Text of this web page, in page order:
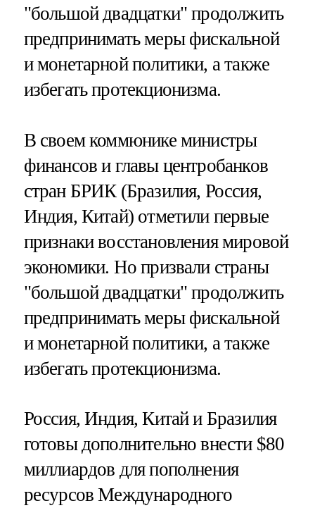
"большой двадцатки" продолжить
предпринимать меры фискальной
и монетарной политики, а также
избегать протекционизма.
В своем коммюнике министры
финансов и главы центробанков
стран БРИК (Бразилия, Россия,
Индия, Китай) отметили первые
признаки восстановления мировой
экономики. Но призвали страны
"большой двадцатки" продолжить
предпринимать меры фискальной
и монетарной политики, а также
избегать протекционизма.
Россия, Индия, Китай и Бразилия
готовы дополнительно внести $80
миллиардов для пополнения
ресурсов Международного